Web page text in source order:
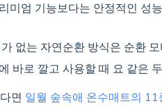
미엄 기능보다는 안정적인 성
없는 자연순환 방식은 순환
바로 깔고 사용할 때 요 같은
면 일월 숲속애 온수매트의 11